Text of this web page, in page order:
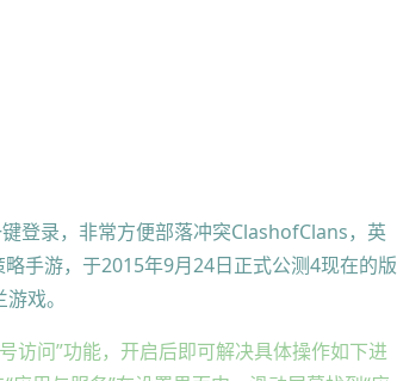
登录，非常方便部落冲突ClashofClans，英
手游，于2015年9月24日正式公测4现在的版
戏。
访问”功能，开启后即可解决具体操作如下进